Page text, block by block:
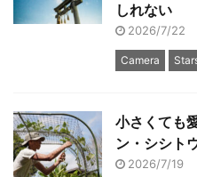
しれない
2026/7/22
Camera
小さくても
ン・シシト
2026/7/19